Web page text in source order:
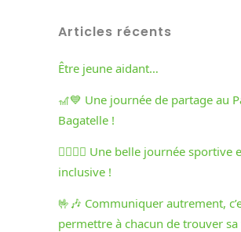
Articles récents
Être jeune aidant…
🎢💙 Une journée de partage au
Bagatelle !
🏃‍♀️🏃‍♂️ Une belle journée sportive
inclusive !
🤟🎶 Communiquer autrement,
permettre à chacun de trouver sa